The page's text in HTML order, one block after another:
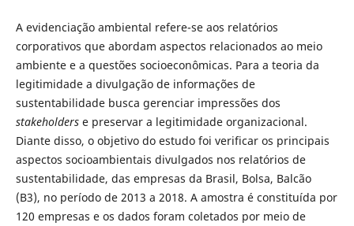
A evidenciação ambiental refere-se aos relatórios
corporativos que abordam aspectos relacionados ao meio
ambiente e a questões socioeconômicas. Para a teoria da
legitimidade a divulgação de informações de
sustentabilidade busca gerenciar impressões dos
stakeholderse preservar a legitimidade organizacional.
Diante disso, o objetivo do estudo foi verificar os principais
aspectos socioambientais divulgados nos relatórios de
sustentabilidade, das empresas da Brasil, Bolsa, Balcão
(B3), no período de 2013 a 2018. A amostra é constituída por
120 empresas e os dados foram coletados por meio de